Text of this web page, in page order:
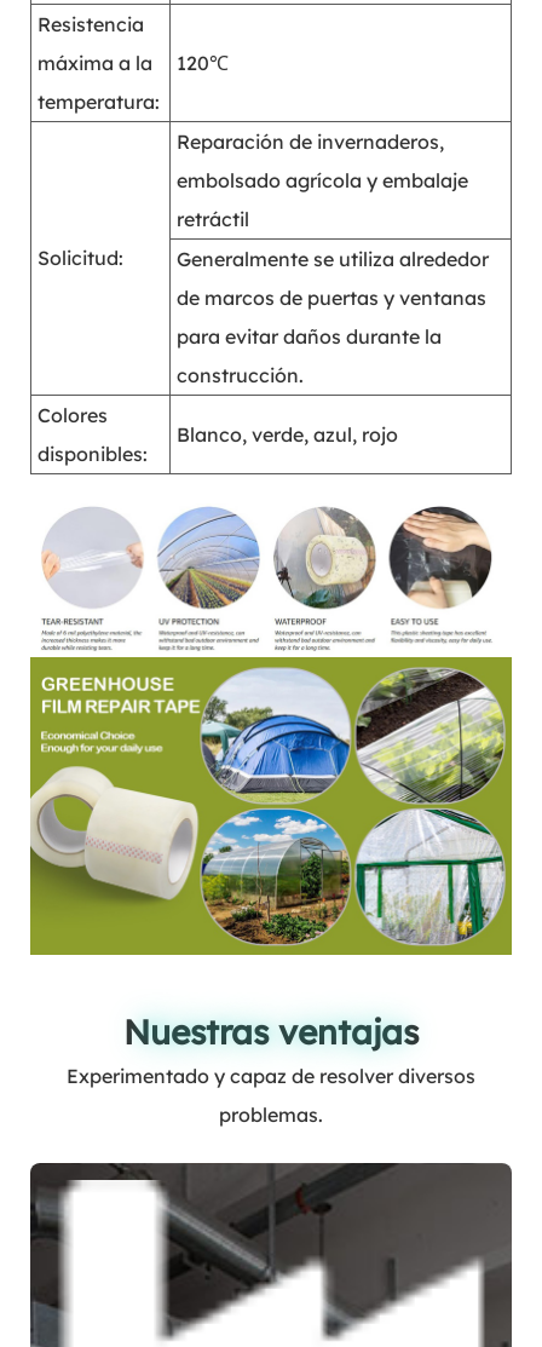
Resistencia
máxima a la
temperatura:
120℃
Solicitud:
Reparación de invernaderos,
embolsado agrícola y embalaje
retráctil
Generalmente se utiliza alrededor
de marcos de puertas y ventanas
para evitar daños durante la
construcción.
Colores
disponibles:
Blanco, verde, azul, rojo
Nuestras ventajas
Nuestras ventajas
Experimentado y capaz de resolver diversos
problemas.